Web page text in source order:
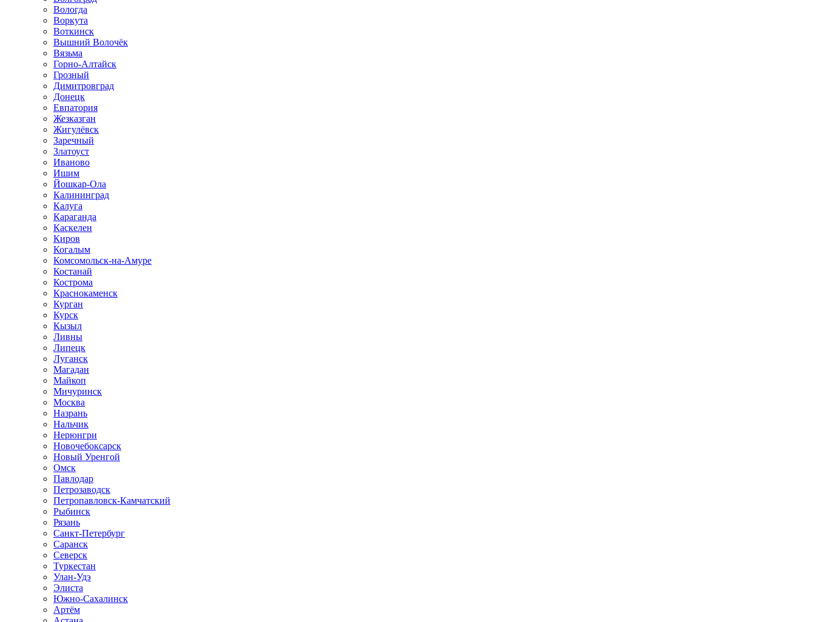
Вологда
Воркута
Воткинск
Вышний Волочёк
Вязьма
Горно-Алтайск
Грозный
Димитровград
Донецк
Евпатория
Жезказган
Жигулёвск
Заречный
Златоуст
Иваново
Ишим
Йошкар-Ола
Калининград
Калуга
Караганда
Каскелен
Киров
Когалым
Комсомольск-на-Амуре
Костанай
Кострома
Краснокаменск
Курган
Курск
Кызыл
Ливны
Липецк
Луганск
Магадан
Майкоп
Мичуринск
Москва
Назрань
Нальчик
Нерюнгри
Новочебоксарск
Новый Уренгой
Омск
Павлодар
Петрозаводск
Петропавловск-Камчатский
Рыбинск
Рязань
Санкт-Петербург
Саранск
Северск
Туркестан
Улан-Удэ
Элиста
Южно-Сахалинск
Артём